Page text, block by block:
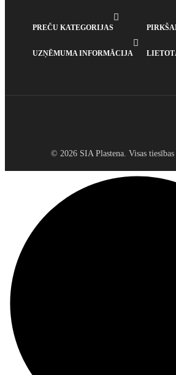
PREČU KATEGORIJAS

UZŅĒMUMA INFORMĀCIJA

© 2026 SIA Plastena. Visas tiesības